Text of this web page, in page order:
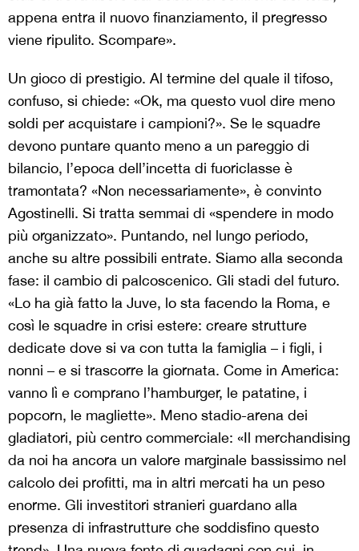
appena entra il nuovo finanziamento, il pregresso
viene ripulito. Scompare».
Un gioco di prestigio. Al termine del quale il tifoso,
confuso, si chiede: «Ok, ma questo vuol dire meno
soldi per acquistare i campioni?». Se le squadre
devono puntare quanto meno a un pareggio di
bilancio, l’epoca dell’incetta di fuoriclasse è
tramontata? «Non necessariamente», è convinto
Agostinelli. Si tratta semmai di «spendere in modo
più organizzato». Puntando, nel lungo periodo,
anche su altre possibili entrate. Siamo alla seconda
fase: il cambio di palcoscenico. Gli stadi del futuro.
«Lo ha già fatto la Juve, lo sta facendo la Roma, e
così le squadre in crisi estere: creare strutture
dedicate dove si va con tutta la famiglia – i figli, i
nonni – e si trascorre la giornata. Come in America:
vanno lì e comprano l’hamburger, le patatine, i
popcorn, le magliette». Meno stadio-arena dei
gladiatori, più centro commerciale: «Il merchandising
da noi ha ancora un valore marginale bassissimo nel
calcolo dei profitti, ma in altri mercati ha un peso
enorme. Gli investitori stranieri guardano alla
presenza di infrastrutture che soddisfino questo